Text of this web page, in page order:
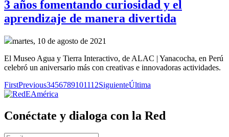
3 años fomentando curiosidad y el
aprendizaje de manera divertida
martes, 10 de agosto de 2021
El Museo Agua y Tierra Interactivo, de ALAC | Yanacocha, en Perú
celebró un aniversario más con creativas e innovadoras actividades.
FirstPrevious3456789101112SiguienteÚltima
Conéctate y dialoga con la Red